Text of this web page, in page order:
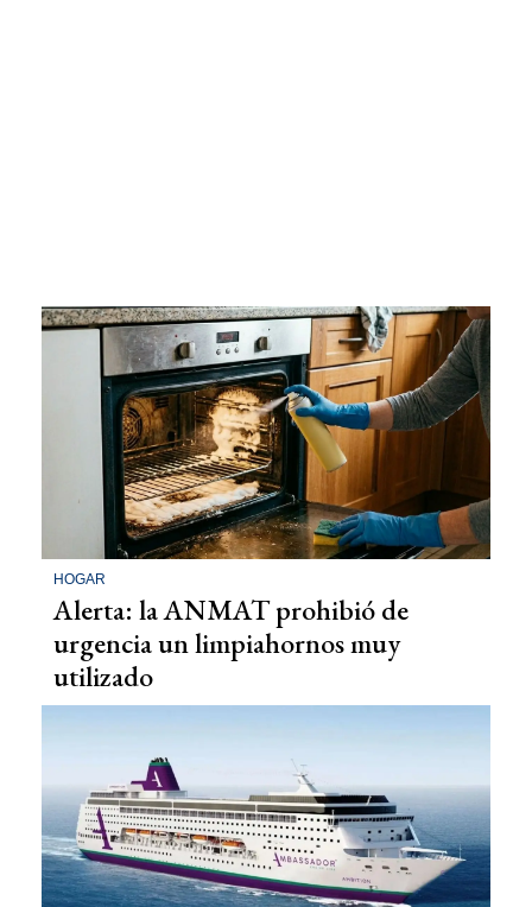
HOGAR
Alerta: la ANMAT prohibió de
urgencia un limpiahornos muy
utilizado